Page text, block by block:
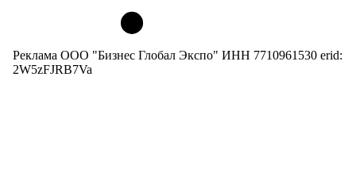
Реклама ООО "Бизнес Глобал Экспо" ИНН 7710961530 erid:
2W5zFJRB7Va